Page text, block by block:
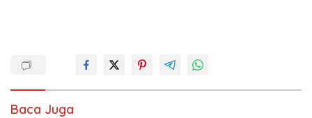
Baca Juga